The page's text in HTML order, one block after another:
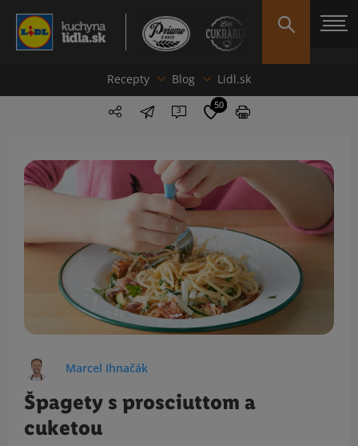
Recepty Blog Lidl.sk
3 50
Marcel Ihnačák
Špagety s prosciuttom a
cuketou